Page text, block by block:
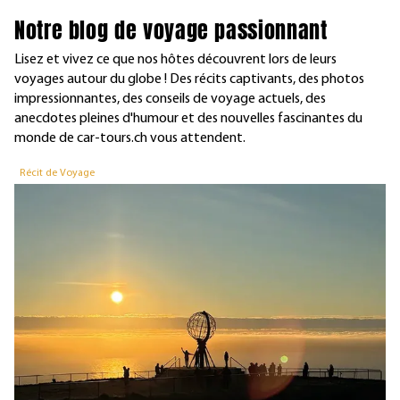
Notre blog de voyage passionnant
Lisez et vivez ce que nos hôtes découvrent lors de leurs
voyages autour du globe ! Des récits captivants, des photos
impressionnantes, des conseils de voyage actuels, des
anecdotes pleines d'humour et des nouvelles fascinantes du
monde de car-tours.ch vous attendent.
Récit de Voyage